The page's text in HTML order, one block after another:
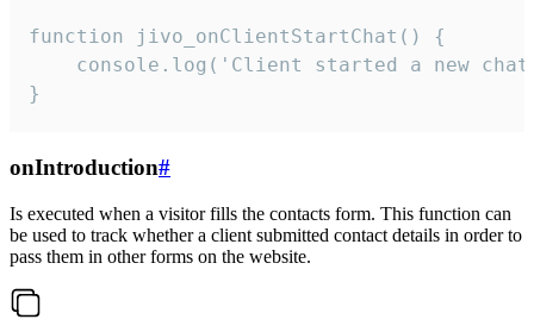
function jivo_onClientStartChat() {
console.log('Client started a new
}
onIntroduction#
Is executed when a visitor fills the contacts form. This function can
be used to track whether a client submitted contact details in order to
pass them in other forms on the website.